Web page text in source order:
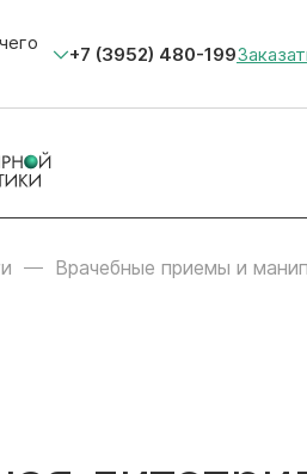
+7 (3952) 480-199
Врачебные приемы и